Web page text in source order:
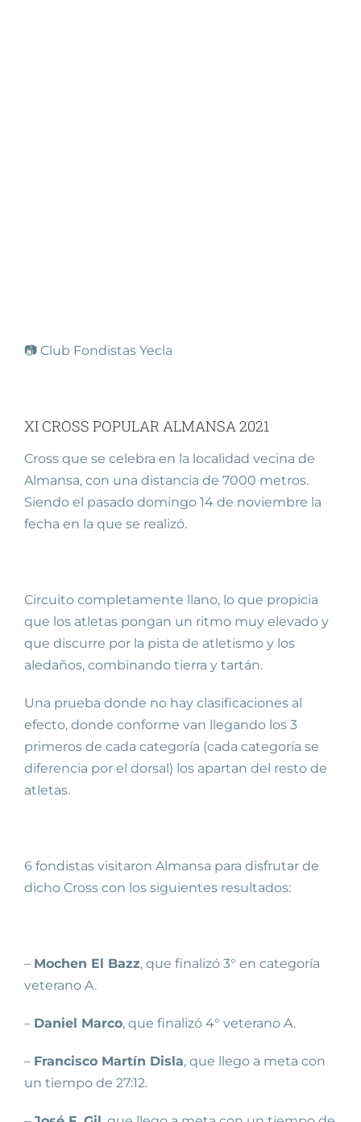
📷 Club Fondistas Yecla
XI CROSS POPULAR ALMANSA 2021
Cross que se celebra en la localidad vecina de
Almansa, con una distancia de 7000 metros.
Siendo el pasado domingo 14 de noviembre la
fecha en la que se realizó.
Circuito completamente llano, lo que propicia
que los atletas pongan un ritmo muy elevado y
que discurre por la pista de atletismo y los
aledaños, combinando tierra y tartán.
Una prueba donde no hay clasificaciones al
efecto, donde conforme van llegando los 3
primeros de cada categoría (cada categoría se
diferencia por el dorsal) los apartan del resto de
atletas.
6 fondistas visitaron Almansa para disfrutar de
dicho Cross con los siguientes resultados:
– Mochen El Bazz, que finalizó 3° en categoría
veterano A.
– Daniel Marco, que finalizó 4° veterano A.
– Francisco Martín Disla, que llego a meta con
un tiempo de 27:12.